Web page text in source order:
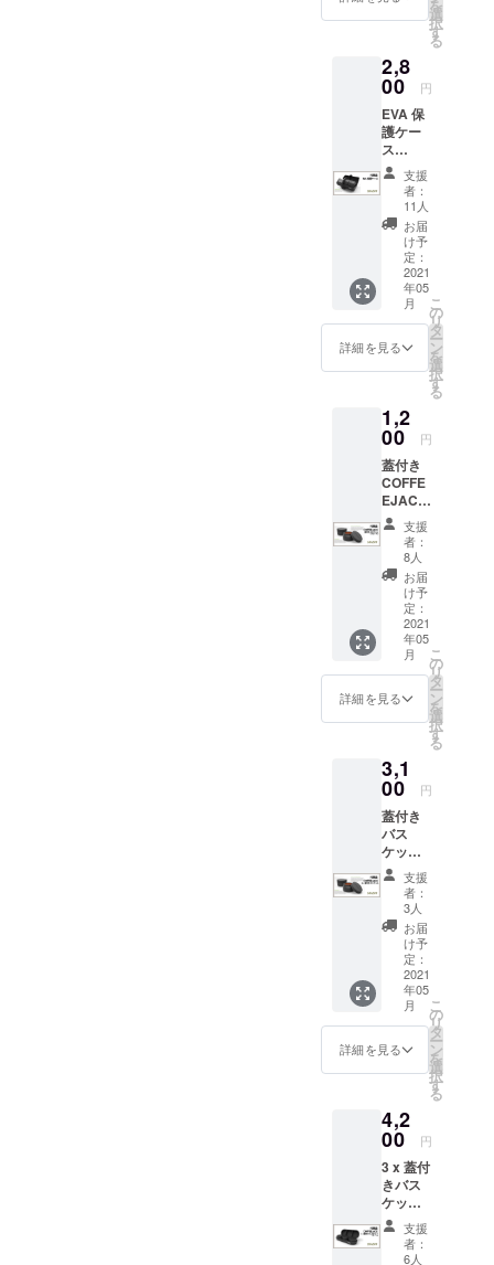
考欄に
い
スを備
考欄に
くださ
い
掃除す
るのに
便利で
す。 エ
スプ
レッソ
コー
ヒーを
タンピ
ングし
て、よ
り豊か
な風味
を引き
出しま
す。 平
らで滑
手入れ
も簡単
です。
保管や
持ち運
びに便
利な保
管袋付
き。 ＊
こちら
の価格
には送
料が含
まれま
す。 ＊
海外か
らの発
め、価
格には
日本の
消費税
は含ま
れてお
りませ
ん。 た
だし、
輸入関
税につ
いては
支援者
様にて
別途ご
なりま
す。予
さい。
＊別途
ご支援
いただ
いた場
合、
COFFE
EJACK
が施さ
れた高
ルミニ
ウム製
のコー
ヒース
タンド
です。
エスプ
レッソ
を小さ
くて、
デリ
ケート
なグラ
スで抽
出する
場合
や、
ドッキ
ングス
テー
ション
として
使用す
ること
ができ
ます。
COFFE
EJACK
™ポン
ピング
中のグ
ラスへ
の負荷
を防
用でき
ます。
＊
COFFE
EJACK
™本体
とグラ
スは含
まれま
せん。
＊こち
らの価
格には
送料が
含まれ
＊本品
は海外
なるた
め、価
格には
日本の
消費税
は含ま
れてお
りませ
を
選
択
す
る
2,8
00 円
EVA 保
護ケー
ス
【28％
割引】
定価
3900円
より
1100円
OFF 特
徴： -
高強度
EVA保
護ケー
スで、
傷や衝
COFFE
EJACK
™を守
りま
す。 -
予備バ
スケッ
ト収納
可能：2
つの
コー
ヒーを
淹れる
のにも
適して
いま
す。 -
あっと
いう間
に開閉
できる
ので、
お出か
けに便
利で
す！ ＊
こちら
の価格
には送
料が含
まれま
す。 ＊
本品は
海外か
め、価
格には
日本の
消費税
は含ま
れてお
りませ
ん。 た
支援
者：
11人
お届
け予
定：
2021
年05
月
詳細を見る
こ
の
リ
タ
ー
ン
を
選
択
す
る
1,2
00 円
蓋付き
COFFE
EJACK
™バス
ケット
（1セッ
ト )
【14％
割引】
定価
1400円
より200
円OFF
内容：
追加の
コー
スケッ
ト+ロッ
ク＆
シール
蓋 (１
セット)
＊こち
らの価
格には
送料が
含まれ
ます。
＊本品
は海外
からの
発送と
なるた
消費税
は含ま
れてお
りませ
ん。 た
だし、
輸入関
税につ
いては
支援
者：
8人
お届
け予
定：
2021
年05
月
詳細を見る
こ
の
リ
タ
ー
ン
を
選
択
す
る
3,1
00 円
蓋付き
バス
ケット
（3セッ
ト）
【24％
割引】
定価
4100円
より
1000円
OFF 内
容： 追
加の
コー
ヒーバ
ト+ロッ
ク＆
シール
蓋 ＊こ
ちらの
価格に
は送料
が含ま
れま
支援
者：
3人
お届
け予
定：
2021
年05
月
詳細を見る
こ
の
リ
タ
ー
ン
を
選
択
す
る
4,2
00 円
3 x 蓋付
きバス
ケット
+ ケー
ス
【25％
支援
者：
6人